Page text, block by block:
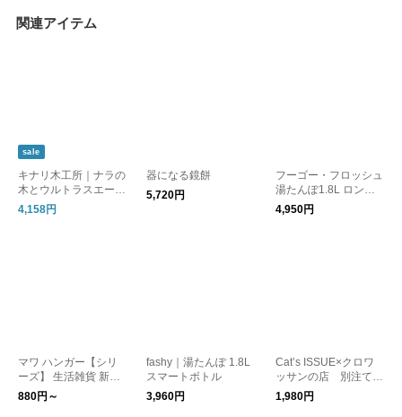
関連アイテム
sale
キナリ木工所｜ナラの
木とウルトラスエード
のカードケース ギフ
ト 日本製 名刺
4,158円
器になる鏡餅
5,720円
フーゴー・フロッシュ
湯たんぽ1.8L ロング
ヘアーボア
4,950円
マワ ハンガー【シリ
ーズ】 生活雑貨 新生
活 コンパクト
880円～
fashy｜湯たんぽ 1.8L
スマートボトル
3,960円
Cat’s ISSUE×クロワ
ッサンの店 別注てぬ
ぐい 日本製
1,980円